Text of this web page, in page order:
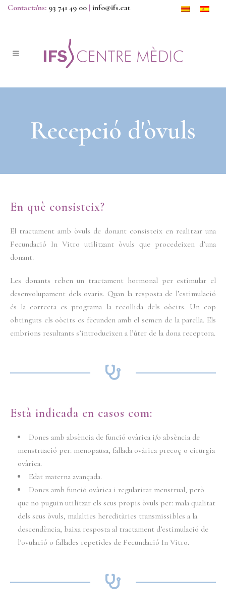
Contacta'ns: 93 741 49 00 | info@ifs.cat
Recepció d'òvuls
En què consisteix?
El tractament amb òvuls de donant consisteix en realitzar una
Fecundació In Vitro utilitzant òvuls que procedeixen d’una
donant.
Les donants reben un tractament hormonal per estimular el
desenvolupament dels ovaris. Quan la resposta de l’estimulació
és la correcta es programa la recollida dels oòcits. Un cop
obtinguts els oòcits es fecunden amb el semen de la parella. Els
embrions resultants s’introdueixen a l’úter de la dona receptora.
Està indicada en casos com:
Dones amb absència de funció ovàrica i/o absència de
menstruació per: menopausa, fallada ovàrica precoç o cirurgia
ovàrica.
Edat materna avançada.
Dones amb funció ovàrica i regularitat menstrual, però
que no puguin utilitzar els seus propis òvuls per: mala qualitat
dels seus òvuls, malalties hereditàries transmissibles a la
descendència, baixa resposta al tractament d’estimulació de
l’ovulació o fallades repetides de Fecundació In Vitro.